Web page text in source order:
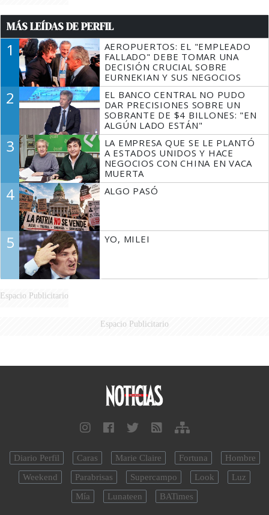
MÁS LEÍDAS DE PERFIL
1
AEROPUERTOS: EL "EMPLEADO
FALLADO" DEBE TOMAR UNA
DECISIÓN CRUCIAL SOBRE
EURNEKIAN Y SUS NEGOCIOS
2
EL BANCO CENTRAL NO PUDO
DAR PRECISIONES SOBRE UN
SOBRANTE DE $4 BILLONES: "EN
ALGÚN LADO ESTÁN"
3
LA EMPRESA QUE SE LE PLANTÓ
A ESTADOS UNIDOS Y HACE
NEGOCIOS CON CHINA EN VACA
MUERTA
4 ALGO PASÓ
5 YO, MILEI
Espacio Publicitario
Espacio Publicitario
Diario Perfil Caras Marie Claire Fortuna
Hombre
Weekend
Parabrisas Supercampo Look
Luz
Mía
Lunateen BATimes